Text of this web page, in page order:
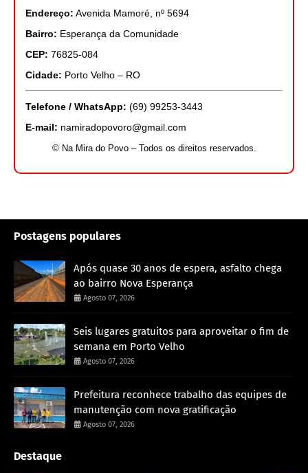
Endereço: Avenida Mamoré, nº 5694
Bairro: Esperança da Comunidade
CEP: 76825-084
Cidade: Porto Velho – RO
Telefone / WhatsApp: (69) 99253-3443
E-mail: namiradopovoro@gmail.com
© Na Mira do Povo – Todos os direitos reservados.
Postagens populares
Após quase 30 anos de espera, asfalto chega
ao bairro Nova Esperança
Agosto 07, 2026
Seis lugares gratuitos para aproveitar o fim de
semana em Porto Velho
Agosto 07, 2026
Prefeitura reconhece trabalho das equipes de
manutenção com nova gratificação
Agosto 07, 2026
Destaque